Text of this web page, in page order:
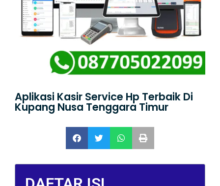
Aplikasi Kasir Service Hp Terbaik Di
Kupang Nusa Tenggara Timur